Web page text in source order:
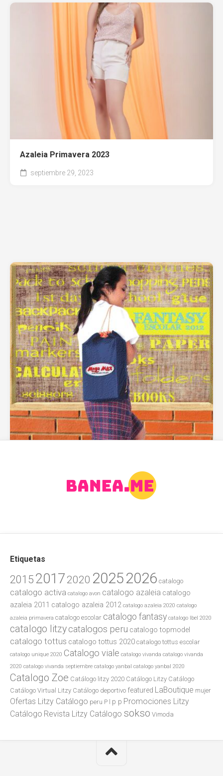
Azaleia Primavera 2023
septiembre 29, 2023
febrero 20, 2012
Etiquetas
2015 2017 2020 20252026 catalogo
catalogo activa catalogo avon catalogo azaleia catalogo
azaleia 2011 catalogo azaleia 2012 catalogo azaleia 2020 catalogo
azaleia primavera catalogo escolar catalogo fantasy catalogo lbel 2020
catalogo litzycatalogos peru catalogo topmodel
catalogo tottus catalogo tottus 2020 catalogo tottus escolar
catalogo unique 2020 Catalogo viale catalogo vivanda catalogo vivanda
2020 catalogo vivanda septiembre catalogo yanbal catalogo yanbal 2020
Catalogo Zoe Catálogo litzy 2020 Catálogo Litzy Catálogo
Catálogo Virtual Litzy Catálogo deportivo featured LaBoutique mujer
Ofertas Litzy Catálogo peru P l p p Promociones Litzy
Catálogo Revista Litzy Catálogo sokso Vimoda